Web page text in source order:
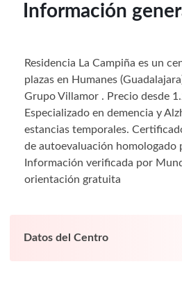
Información
Residencia La Campiña es un
plazas en Humanes
Grupo Villamor . Precio desde
Especializado en demencia y
estancias temporales.
de autoevaluación homologado
Información verificada por
orientación gratuita
Datos del Centro